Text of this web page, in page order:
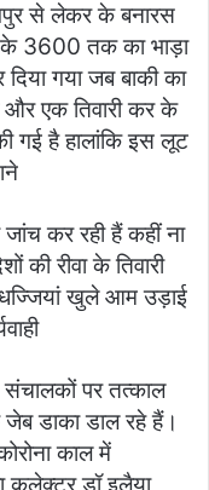
से लेकर के बनारस
3600 तक का भाड़ा
गया जब बाकी का
एक तिवारी कर के
गई है हालांकि इस लूट
कर रही हैं कहीं ना
रीवा के तिवारी
धज्जियां खुले आम उड़ाई
पर तत्काल
जेब डाका डाल रहे हैं।
काल में